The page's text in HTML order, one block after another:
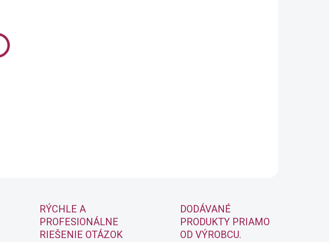
DETAILNÉ INFORMÁCIE
RÝCHLE A
PROFESIONÁLNE
RIEŠENIE OTÁZOK
DODÁVANÉ
PRODUKTY PRIAMO
OD VÝROBCU.